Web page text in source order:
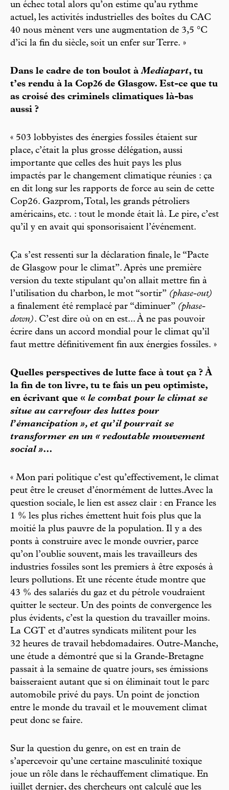
un échec total alors qu’on estime qu’au rythme
actuel, les activités industrielles des boîtes du CAC
40 nous mènent vers une augmentation de 3,5 °C
d’ici la fin du siècle, soit un enfer sur Terre. »
Dans le cadre de ton boulot àMediapart, tu
t’es rendu à la Cop26 de Glasgow. Est-ce que tu
as croisé des criminels climatiques là-bas
aussi ?
« 503 lobbyistes des énergies fossiles étaient sur
place, c’était la plus grosse délégation, aussi
importante que celles des huit pays les plus
impactés par le changement climatique réunies : ça
en dit long sur les rapports de force au sein de cette
Cop26. Gazprom, Total, les grands pétroliers
américains, etc. : tout le monde était là. Le pire, c’est
qu’il y en avait qui sponsorisaient l’événement.
Ça s’est ressenti sur la déclaration finale, le “Pacte
de Glasgow pour le climat”. Après une première
version du texte stipulant qu’on allait mettre fin à
l’utilisation du charbon, le mot “sortir” (phase-out)
a finalement été remplacé par “diminuer” (phase-
down). C’est dire où on en est... À ne pas pouvoir
écrire dans un accord mondial pour le climat qu’il
faut mettre définitivement fin aux énergies fossiles. »
Quelles perspectives de lutte face à tout ça ? À
la fin de ton livre, tu te fais un peu optimiste,
en écrivant que « le combat pour le climat se
situe au carrefour des luttes pour
l’émancipation », et qu’il pourrait se
transformer en un « redoutable mouvement
social »…
« Mon pari politique c’est qu’effectivement, le climat
peut être le creuset d’énormément de luttes.Avec la
question sociale, le lien est assez clair : en France les
1 % les plus riches émettent huit fois plus que la
moitié la plus pauvre de la population. Il y a des
ponts à construire avec le monde ouvrier, parce
qu’on l’oublie souvent, mais les travailleurs des
industries fossiles sont les premiers à être exposés à
leurs pollutions. Et une récente étude montre que
43 % des salariés du gaz et du pétrole voudraient
quitter le secteur. Un des points de convergence les
plus évidents, c’est la question du travailler moins.
La CGT et d’autres syndicats militent pour les
32 heures de travail hebdomadaires. Outre-Manche,
une étude a démontré que si la Grande-Bretagne
passait à la semaine de quatre jours, ses émissions
baisseraient autant que si on éliminait tout le parc
automobile privé du pays. Un point de jonction
entre le monde du travail et le mouvement climat
peut donc se faire.
Sur la question du genre, on est en train de
s’apercevoir qu’une certaine masculinité toxique
joue un rôle dans le réchauffement climatique. En
juillet dernier, des chercheurs ont calculé que les